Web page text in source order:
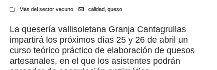
Más del sector vacuno calidad, queso
La quesería vallisoletana Granja Cantagrullas
impartirá los próximos días 25 y 26 de abril un
curso teórico práctico de elaboración de quesos
artesanales, en el que los asistentes podrán